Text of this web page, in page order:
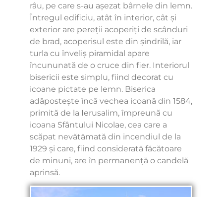
râu, pe care s-au așezat bârnele din lemn.
Întregul edificiu, atât în interior, cât și
exterior are pereții acoperiți de scânduri
de brad, acoperisul este din șindrilă, iar
turla cu înveliș piramidal apare
încununată de o cruce din fier. Interiorul
bisericii este simplu, fiind decorat cu
icoane pictate pe lemn. Biserica
adăpostește încă vechea icoană din 1584,
primită de la Ierusalim, împreună cu
icoana Sfântului Nicolae, cea care a
scăpat nevătămată din incendiul de la
1929 și care, fiind considerată făcătoare
de minuni, are în permanență o candelă
aprinsă.